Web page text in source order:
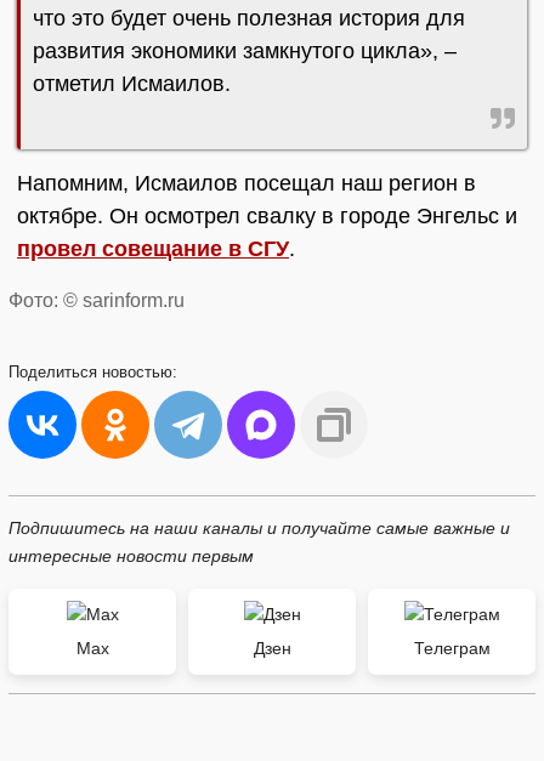
что это будет очень полезная история для
развития экономики замкнутого цикла», –
отметил Исмаилов.
Напомним, Исмаилов посещал наш регион в
октябре. Он осмотрел свалку в городе Энгельс и
провел совещание в СГУ.
Фото: © sarinform.ru
Поделиться новостью:
Подпишитесь на наши каналы и получайте самые важные и
интересные новости первым
Max Дзен Телеграм